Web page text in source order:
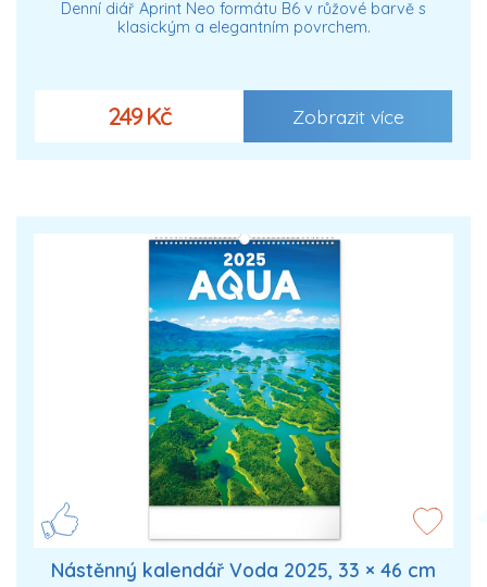
Denní diář Aprint Neo formátu B6 v růžové barvě s
klasickým a elegantním povrchem.
249 Kč Zobrazit více
Nástěnný kalendář Voda 2025, 33 × 46 cm